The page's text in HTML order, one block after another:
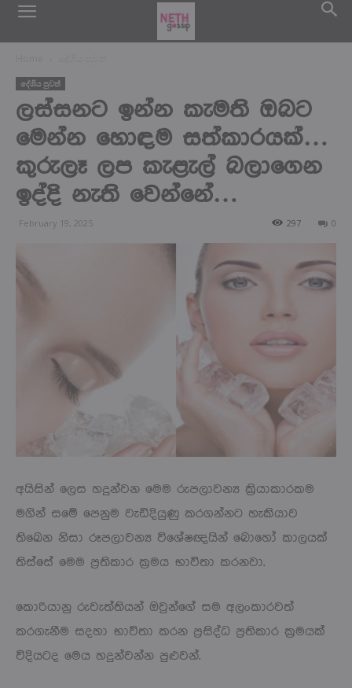
දේශිය පුවත්
ලස්සනට ඉන්න කැමති ඔබට
මෙන්න හොඳම සත්කාරයක්…
කුරුලෑ ලප කැළැල් බලාගෙන
ඉද්දි නැති වෙන්නේ…
February 19, 2025 0
297
අයිසින් ලෙස හදුන්වන මෙම රුපලාවන්‍ය ක්‍රියාකාරකම
මගින් සමේ පෙනුම වැඩිදියුණු කරගන්නට හැකියාව
තිඛෙන නිසා රූපලාවන්‍ය විශේෂඥයින් බොහෝ කාලයක්
තිස්සේ මෙම ප්‍රතිකාර ක්‍රමය භාවිතා කරනවා.
කොරියානු රුවැත්තියන් ඔවුන්ගේ සම අලංකාරවත්
කරගැනීම සදහා භාවිතා කරන ප්‍රසිද්ධ ප්‍රතිකාර ක්‍රමයක්
විදියටද මෙය හදුන්වන්න පුළුවන්.